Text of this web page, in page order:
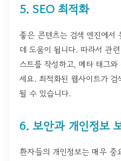
5. SEO 최적화
좋은 콘텐츠는 검색 엔진에서
데 도움이 됩니다. 따라서 관
스트를 작성하고, 메타 태그
세요. 최적화된 웹사이트가 검
될 수 있습니다.
6. 보안과 개인정보
환자들의 개인정보는 매우 중